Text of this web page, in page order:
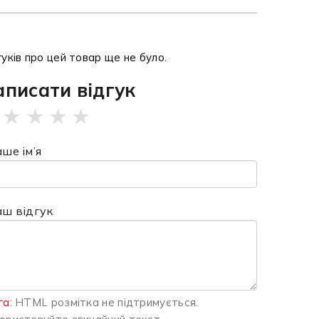
про цей товар ще не було.
відгук
★ ★ ★ ★
ім’я
відгук
HTML розмітка не підтримується.